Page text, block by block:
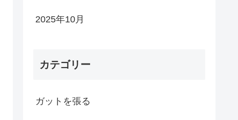
2025年10月
カテゴリー
ガットを張る